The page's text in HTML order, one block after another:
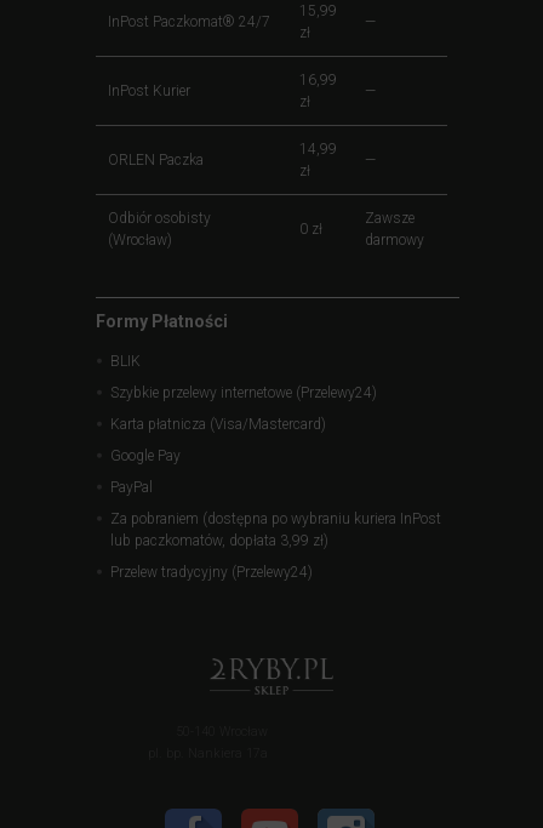
InPost Paczkomat® 24/7
15,99
zł
—
InPost Kurier
16,99
zł
—
ORLEN Paczka
14,99
zł
—
Odbiór osobisty
(Wrocław)
0 zł
Zawsze
darmowy
Formy Płatności
BLIK
Szybkie przelewy internetowe (Przelewy24)
Karta płatnicza (Visa/Mastercard)
Google Pay
PayPal
Za pobraniem (dostępna po wybraniu kuriera InPost
lub paczkomatów, dopłata 3,99 zł)
Przelew tradycyjny (Przelewy24)